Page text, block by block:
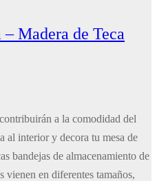
Madera de Teca
a la comodidad del
al interior y decora tu mesa de
bandejas de almacenamiento de
vienen en diferentes tamaños,